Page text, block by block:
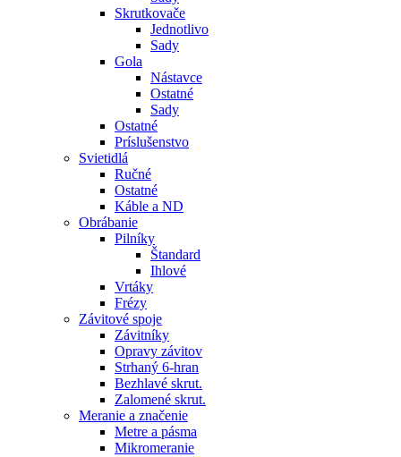
Skrutkovače
Jednotlivo
Sady
Gola
Nástavce
Ostatné
Sady
Ostatné
Príslušenstvo
Svietidlá
Ručné
Ostatné
Káble a ND
Obrábanie
Pilníky
Štandard
Ihlové
Vrtáky
Frézy
Závitové spoje
Závitníky
Opravy závitov
Strhaný 6-hran
Bezhlavé skrut.
Zalomené skrut.
Meranie a značenie
Metre a pásma
Mikromeranie